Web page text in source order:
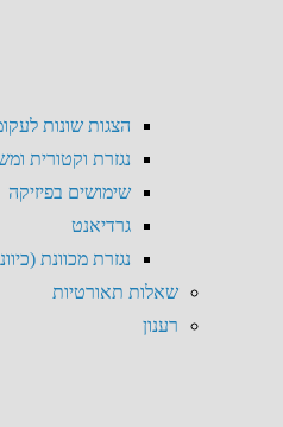
הצגות שונות לעקומה
נגזרת וקטורית ומשיק
שימושים בפיזיקה
גרדיאנט
נגזרת מכוונת (כיוונית)
שאלות תאורטיות
רענון